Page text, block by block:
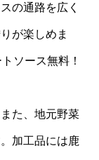
の通路を広く
が楽しめま
ソース無料！
た、地元野菜
加工品には鹿